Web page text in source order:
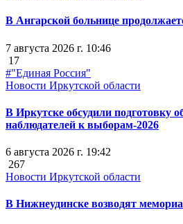
В Ангарской больнице
7 августа 2026 г. 10:46
17
#"Единая Россия"
Новости Иркутской области
В Иркутске обсудили подготовку
наблюдателей к выборам-2026
6 августа 2026 г. 19:42
267
Новости Иркутской области
В Нижнеудинске возводят